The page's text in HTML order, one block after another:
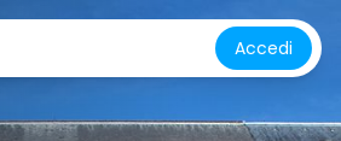
Accedi